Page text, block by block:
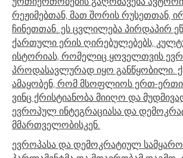
რეჟიმებთან, მათ შორის რუსეთთან,
ჩინეთთან. ეს ცვლილება პირდაპირ
ქართული ერის ღირებულებებს,
ისტორიას, რომელიც ყოველთვის
პროდასავლურად იყო განწყობილი.
ამაყობენ, რომ მსოფლიოს ერთ-
ვინც ქრისტიანობა მიიღო და
ევროპულ ინტეგრაციასა და
მმართველობისკენ.
ევროპასა და დემოკრატიულ